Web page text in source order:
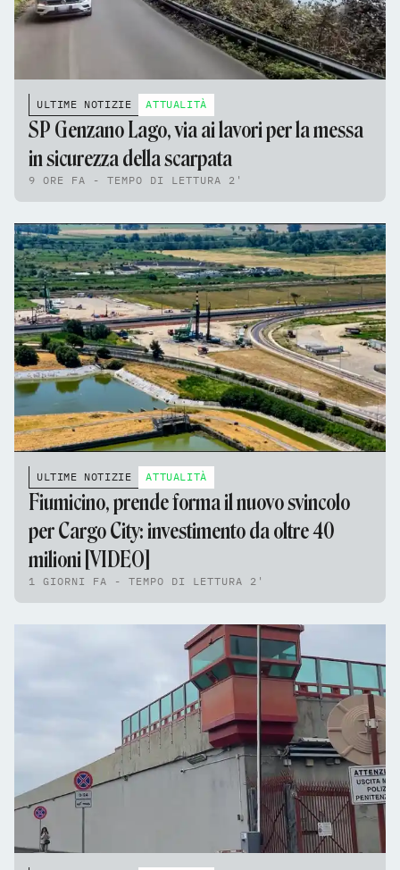
ULTIME NOTIZIE ATTUALITÀ
SP Genzano Lago, via ai lavori per la messa
in sicurezza della scarpata
9 ORE FA - TEMPO DI LETTURA 2'
ULTIME NOTIZIE ATTUALITÀ
Fiumicino, prende forma il nuovo svincolo
per Cargo City: investimento da oltre 40
milioni [VIDEO]
1 GIORNI FA - TEMPO DI LETTURA 2'